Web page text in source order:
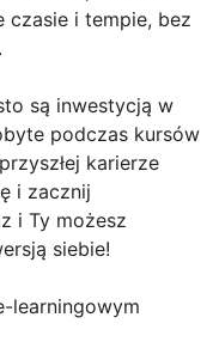
czasie i tempie, bez
są inwestycją w
podczas kursów
karierze
i zacznij
i Ty możesz
siebie!
learningowym